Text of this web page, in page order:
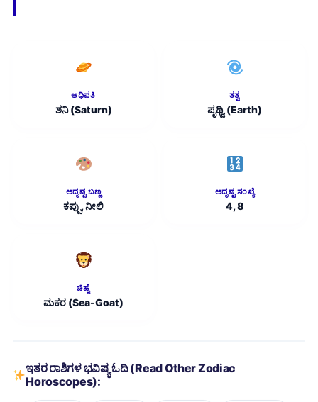
ಅಧಿಪತಿ
ಶನಿ (Saturn)
ತತ್ವ
ಪೃಥ್ವಿ (Earth)
ಅದೃಷ್ಟ ಬಣ್ಣ
ಕಪ್ಪು, ನೀಲಿ
ಅದೃಷ್ಟ ಸಂಖ್ಯೆ
4, 8
ಚಿಹ್ನೆ
ಮಕರ (Sea-Goat)
ಇತರ ರಾಶಿಗಳ ಭವಿಷ್ಯ ಓದಿ (Read Other Zodiac
Horoscopes):